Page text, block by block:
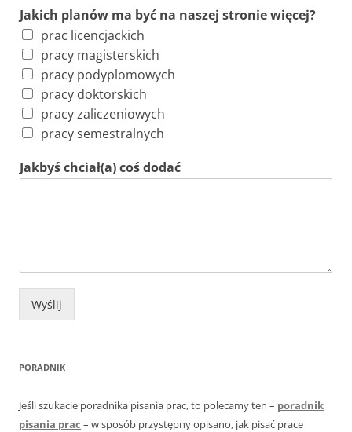
Jakich planów ma być na naszej stronie więcej?
prac licencjackich
pracy magisterskich
pracy podyplomowych
pracy doktorskich
pracy zaliczeniowych
pracy semestralnych
Jakbyś chciał(a) coś dodać
Wyślij
PORADNIK
Jeśli szukacie poradnika pisania prac, to polecamy ten – poradnik
pisania prac – w sposób przystępny opisano, jak pisać prace